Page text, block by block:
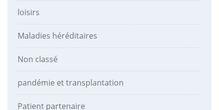
loisirs
Maladies héréditaires
Non classé
pandémie et transplantation
Patient partenaire